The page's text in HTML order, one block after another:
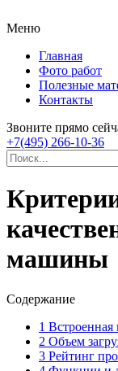
Меню
Главная
Фото работ
Полезные
Контакты
Звоните прямо
+7(495) 266-10-36
машины
Содержание
1 Встроенная
2 Объем
3 Рейтинг